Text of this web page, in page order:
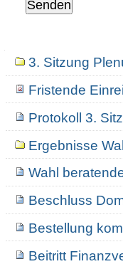
Navigation3. Sitzung
Fristende
Protokoll 3.
Ergebnisse
Wahl
Beschluss
Bestellung
Beitritt